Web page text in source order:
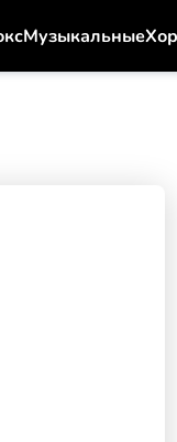
Музыкальные